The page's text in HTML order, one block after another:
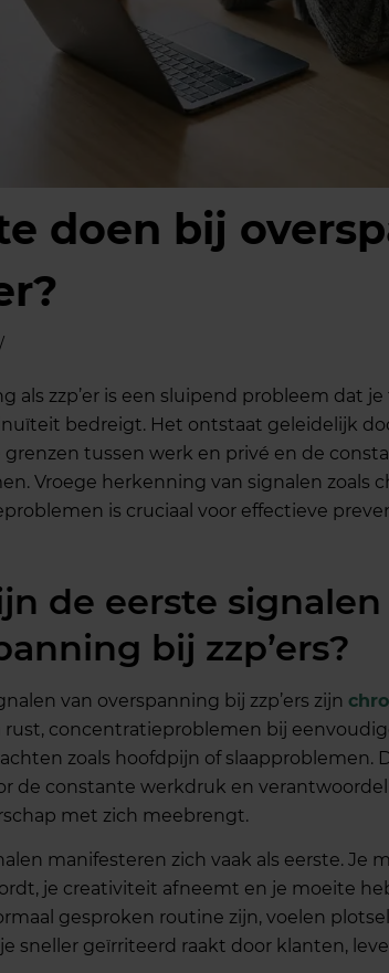
doen bij
/
als zzp’er is een sluipend probleem dat
bedreigt. Het ontstaat geleidelijk
tussen werk en privé en de
Vroege herkenning van signalen zoals
is cruciaal voor effectieve
de eerste signalen
bij zzp’ers?
van overspanning bij zzp’ers zijn
concentratieproblemen bij
zoals hoofdpijn of slaapproblemen.
de constante werkdruk en
met zich meebrengt.
manifesteren zich vaak als eerste. Je
je creativiteit afneemt en je moeite
gesproken routine zijn, voelen
sneller geïrriteerd raakt door klanten,